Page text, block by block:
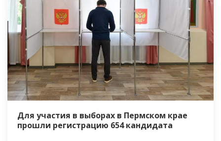
Для участия в выборах в Пермском крае
прошли регистрацию 654 кандидата